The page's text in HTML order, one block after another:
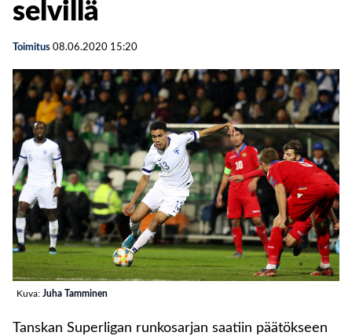
selvillä
Toimitus 08.06.2020 15:20
Kuva: Juha Tamminen
Tanskan Superligan runkosarjan saatiin päätökseen